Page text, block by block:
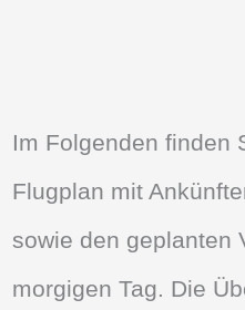
Im Folgenden finden
Flugplan mit
sowie den geplanten
morgigen Tag. Die